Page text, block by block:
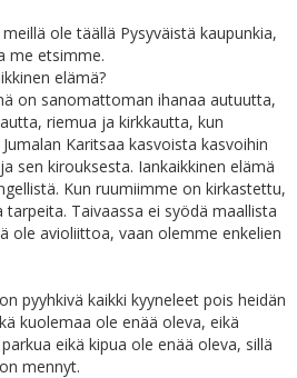
meillä ole täällä Pysyväistä kaupunkia,
me etsimme.
elämä?
on sanomattoman ihanaa autuutta,
riemua ja kirkkautta, kun
Karitsaa kasvoista kasvoihin
sen kirouksesta. Iankaikkinen elämä
Kun ruumiimme on kirkastettu,
tarpeita. Taivaassa ei syödä maallista
ole avioliittoa, vaan olemme enkelien
pyyhkivä kaikki kyyneleet pois heidän
kuolemaa ole enää oleva, eikä
eikä kipua ole enää oleva, sillä
mennyt.